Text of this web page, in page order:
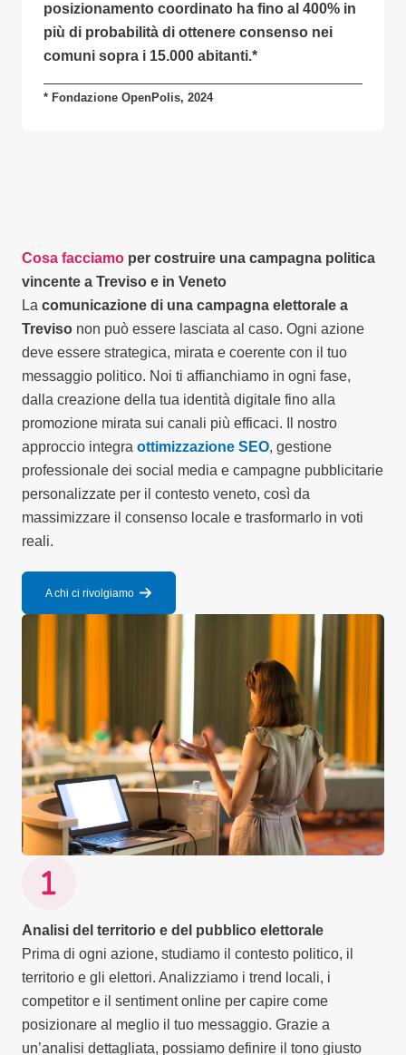
posizionamento coordinato ha fino al 400% in
più di probabilità di ottenere consenso nei
comuni sopra i 15.000 abitanti.*
* Fondazione OpenPolis, 2024
Cosa facciamo per costruire una campagna politica
vincente a Treviso e in Veneto
La comunicazione di una campagna elettorale a
Treviso non può essere lasciata al caso. Ogni azione
deve essere strategica, mirata e coerente con il tuo
messaggio politico. Noi ti affianchiamo in ogni fase,
dalla creazione della tua identità digitale fino alla
promozione mirata sui canali più efficaci. Il nostro
approccio integra ottimizzazione SEO, gestione
professionale dei social media e campagne pubblicitarie
personalizzate per il contesto veneto, così da
massimizzare il consenso locale e trasformarlo in voti
reali.
A chi ci rivolgiamo
Analisi del territorio e del pubblico elettorale
Prima di ogni azione, studiamo il contesto politico, il
territorio e gli elettori. Analizziamo i trend locali, i
competitor e il sentiment online per capire come
posizionare al meglio il tuo messaggio. Grazie a
un’analisi dettagliata, possiamo definire il tono giusto